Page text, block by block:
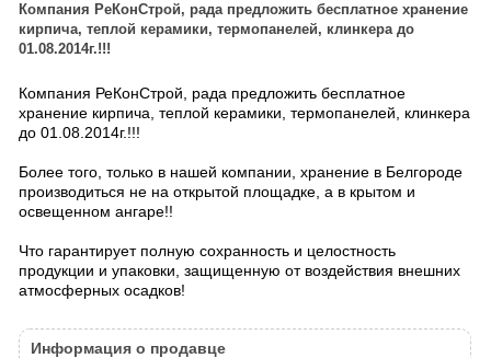
Компания РеКонСтрой, рада предложить бесплатное хранение
кирпича, теплой керамики, термопанелей, клинкера до
01.08.2014г.!!!
Компания РеКонСтрой, рада предложить бесплатное
хранение кирпича, теплой керамики, термопанелей, клинкера
до 01.08.2014г.!!!
Более того, только в нашей компании, хранение в Белгороде
производиться не на открытой площадке, а в крытом и
освещенном ангаре!!
Что гарантирует полную сохранность и целостность
продукции и упаковки, защищенную от воздействия внешних
атмосферных осадков!
Информация о продавце